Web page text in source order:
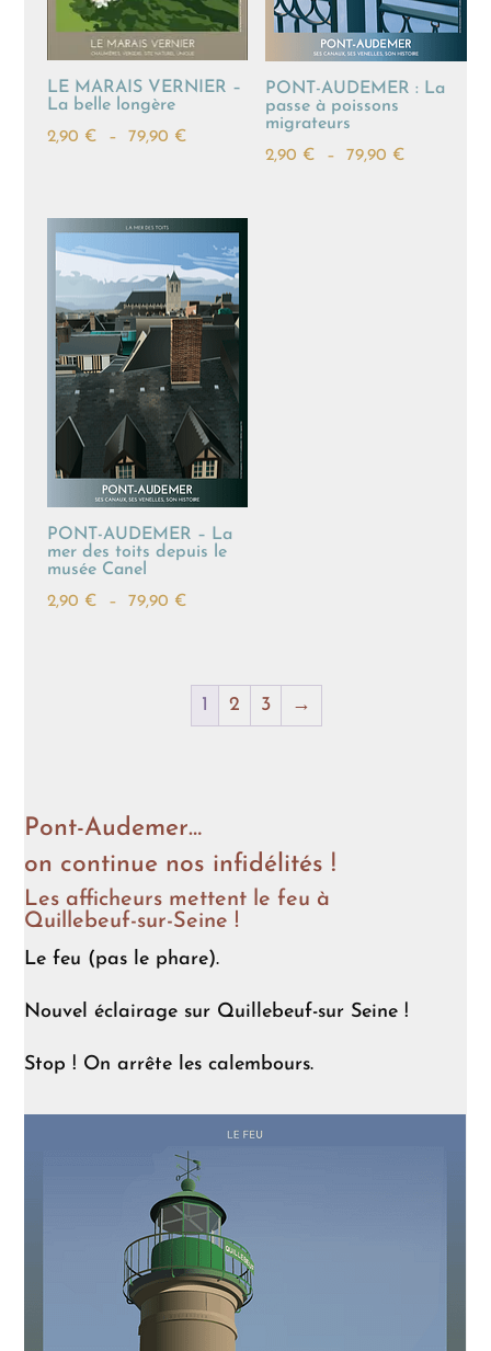
LE MARAIS VERNIER –
La belle longère
2,90 € – 79,90 €Plage
2,90 €
à
79,90 €
PONT-AUDEMER : La
passe à poissons
migrateurs
2,90 € – 79,90 €Plage
PONT-AUDEMER – La
mer des toits depuis le
musée Canel
2,90 € – 79,90 €Plage
2,90 €
1 2 3 →
Pont-Audemer…
on continue nos infidélités !
Les afficheurs mettent le feu à
Quillebeuf-sur-Seine !
Le feu (pas le phare).
Nouvel éclairage sur Quillebeuf-sur Seine !
Stop ! On arrête les calembours.